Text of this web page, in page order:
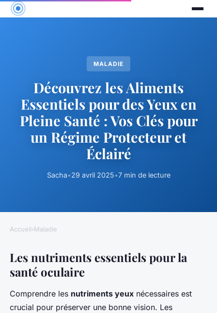
MALADIE
Découvrez les Aliments
Essentiels pour des Yeux en
Pleine Santé : Vos Clés pour
un Régime Protecteur et
Éclairé
Sacha•29 avril 2025•7 min de lecture
Accueil›Maladie
Les nutriments essentiels pour la
santé oculaire
Comprendre les nutriments yeux nécessaires est
crucial pour préserver une bonne vision. Les